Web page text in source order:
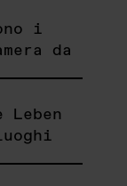
i
da
Leben